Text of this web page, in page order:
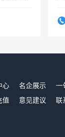
，
心 名企展示 一
值 意见建议 联